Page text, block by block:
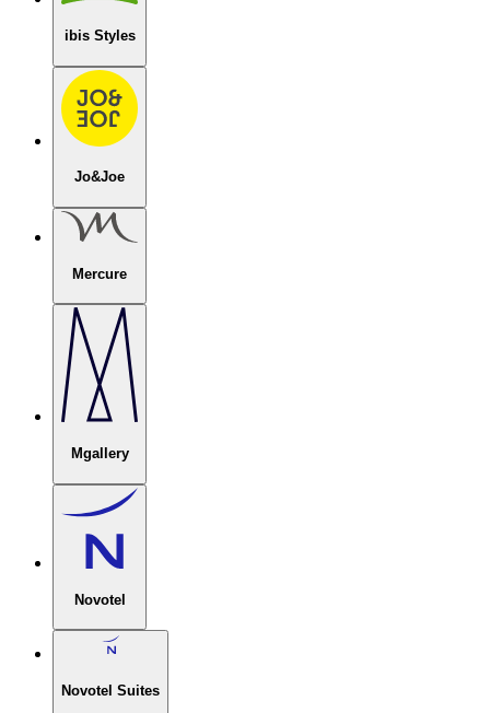
ibis Styles
Jo&Joe
Mercure
Mgallery
Novotel
Novotel Suites